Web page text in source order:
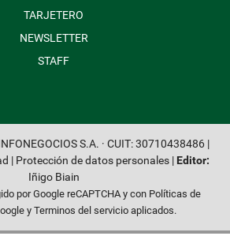
TARJETERO
NEWSLETTER
STAFF
S.A. · CUIT: 30710438486 |
| Protección de datos personales| Editor:
Iñigo Biain
por Google reCAPTCHA y con Políticas de
y Terminos del servicioaplicados.